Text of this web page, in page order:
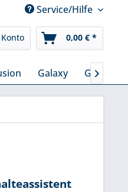
Service/Hilfe
0,00 € *
Galaxy Grand C-
